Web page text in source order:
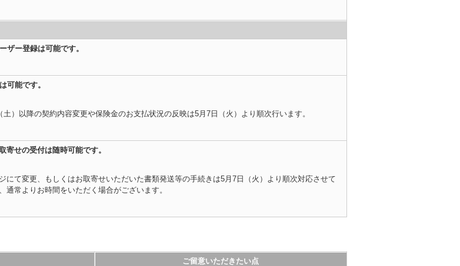
ザー登録は可能です。
可能です。
土）以降の契約内容変更や保険金のお支払状況の反映は5月7日（火）より順次行います。
寄せの受付は随時可能です。
にて変更、もしくはお取寄せいただいた書類発送等の手続きは5月7日（火）より順次対応させて
通常よりお時間をいただく場合がございます。
ご留意いただきたい点